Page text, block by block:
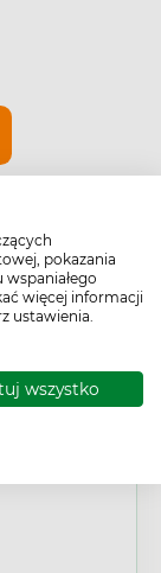
pokazania
więcej informacji
ustawienia.
wszystko